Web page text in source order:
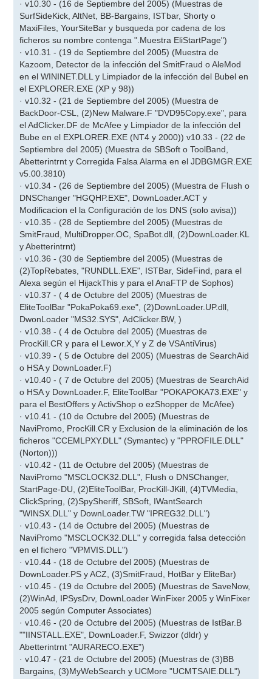
· v10.30 - (16 de Septiembre del 2005) (Muestras de
SurfSideKick, AltNet, BB-Bargains, ISTbar, Shorty o
MaxiFiles, YourSiteBar y busqueda por cadena de los
ficheros su nombre contenga ".Muestra EliStartPage")
· v10.31 - (19 de Septiembre del 2005) (Muestra de
Kazoom, Detector de la infección del SmitFraud o AleMod
en el WININET.DLL y Limpiador de la infección del Bubel en
el EXPLORER.EXE (XP y 98))
· v10.32 - (21 de Septiembre del 2005) (Muestra de
BackDoor-CSL, (2)New Malware.F "DVD95Copy.exe", para
el AdClicker.DF de McAfee y Limpiador de la infección del
Bube en el EXPLORER.EXE (NT4 y 2000)) v10.33 - (22 de
Septiembre del 2005) (Muestra de SBSoft o ToolBand,
Abetterintrnt y Corregida Falsa Alarma en el JDBGMGR.EXE
v5.00.3810)
· v10.34 - (26 de Septiembre del 2005) (Muestra de Flush o
DNSChanger "HGQHP.EXE", DownLoader.ACT y
Modificacion el la Configuración de los DNS (solo avisa))
· v10.35 - (28 de Septiembre del 2005) (Muestras de
SmitFraud, MultiDropper.OC, SpaBot.dll, (2)DownLoader.KL
y Abetterintrnt)
· v10.36 - (30 de Septiembre del 2005) (Muestras de
(2)TopRebates, "RUNDLL.EXE", ISTBar, SideFind, para el
Alexa según el HijackThis y para el AnaFTP de Sophos)
· v10.37 - ( 4 de Octubre del 2005) (Muestras de
EliteToolBar "PokaPoka69.exe", (2)DownLoader.UP.dll,
DwonLoader "MS32.SYS", AdClicker.BW, )
· v10.38 - ( 4 de Octubre del 2005) (Muestras de
ProcKill.CR y para el Lewor.X,Y y Z de VSAntiVirus)
· v10.39 - ( 5 de Octubre del 2005) (Muestras de SearchAid
o HSA y DownLoader.F)
· v10.40 - ( 7 de Octubre del 2005) (Muestras de SearchAid
o HSA y DownLoader.F, EliteToolBar "POKAPOKA73.EXE" y
para el BestOffers y ActivShop o ezShopper de McAfee)
· v10.41 - (10 de Octubre del 2005) (Muestras de
NaviPromo, ProcKill.CR y Exclusion de la eliminación de los
ficheros "CCEMLPXY.DLL" (Symantec) y "PPROFILE.DLL"
(Norton)))
· v10.42 - (11 de Octubre del 2005) (Muestras de
NaviPromo "MSCLOCK32.DLL", Flush o DNSChanger,
StartPage-DU, (2)EliteToolBar, ProcKill-JKill, (4)TVMedia,
ClickSpring, (2)SpySheriff, SBSoft, IWantSearch
"WINSX.DLL" y DownLoader.TW "IPREG32.DLL")
· v10.43 - (14 de Octubre del 2005) (Muestras de
NaviPromo "MSCLOCK32.DLL" y corregida falsa detección
en el fichero "VPMVIS.DLL")
· v10.44 - (18 de Octubre del 2005) (Muestras de
DownLoader.PS y ACZ, (3)SmitFraud, HotBar y EliteBar)
· v10.45 - (19 de Octubre del 2005) (Muestras de SaveNow,
(2)WinAd, IPSysDrv, DownLoader WinFixer 2005 y WinFixer
2005 según Computer Associates)
· v10.46 - (20 de Octubre del 2005) (Muestras de IstBar.B
""IINSTALL.EXE", DownLoader.F, Swizzor (dldr) y
Abetterintrnt "AURARECO.EXE")
· v10.47 - (21 de Octubre del 2005) (Muestras de (3)BB
Bargains, (3)MyWebSearch y UCMore "UCMTSAIE.DLL")